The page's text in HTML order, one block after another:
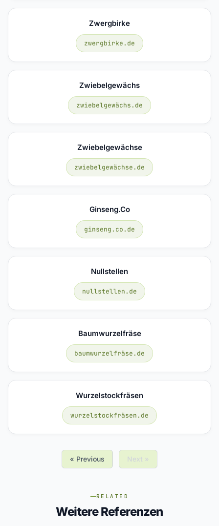
Zwergbirke
zwergbirke.de
Zwiebelgewächs
zwiebelgewächs.de
Zwiebelgewächse
zwiebelgewächse.de
Ginseng.co
ginseng.co.de
Nullstellen
nullstellen.de
Baumwurzelfräse
baumwurzelfräse.de
Wurzelstockfräsen
wurzelstockfräsen.de
« Previous Next »
RELATED
Weitere Referenzen